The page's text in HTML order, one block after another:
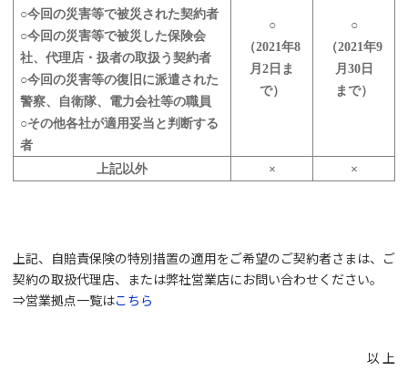
○今回の災害等で被災された契約者
○今回の災害等で被災した保険会
社、代理店・扱者の取扱う契約者
○今回の災害等の復旧に派遣された
警察、自衛隊、電力会社等の職員
○その他各社が適用妥当と判断する
者
○
（2021年8
月2日ま
で）
○
（2021年9
月30日
まで）
上記以外 × ×
上記、自賠責保険の特別措置の適用をご希望のご契約者さまは、ご
契約の取扱代理店、または弊社営業店にお問い合わせください。
⇒営業拠点一覧はこちら
以 上